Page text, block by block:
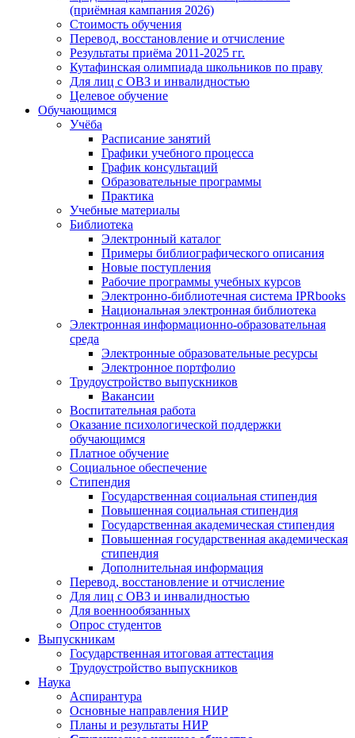
(приёмная кампания 2026)
Стоимость обучения
Перевод, восстановление и отчисление
Результаты приёма 2011-2025 гг.
Кутафинская олимпиада школьников по праву
Для лиц с ОВЗ и инвалидностью
Целевое обучение
Обучающимся
Учёба
Расписание занятий
Графики учебного процесса
График консультаций
Образовательные программы
Практика
Учебные материалы
Библиотека
Электронный каталог
Примеры библиографического описания
Новые поступления
Рабочие программы учебных курсов
Электронно-библиотечная система IPRbooks
Национальная электронная библиотека
Электронная информационно-образовательная
среда
Электронные образовательные ресурсы
Электронное портфолио
Трудоустройство выпускников
Вакансии
Воспитательная работа
Оказание психологической поддержки
обучающимся
Платное обучение
Социальное обеспечение
Стипендия
Государственная социальная стипендия
Повышенная социальная стипендия
Государственная академическая стипендия
Повышенная государственная академическая
стипендия
Дополнительная информация
Перевод, восстановление и отчисление
Для лиц с ОВЗ и инвалидностью
Для военнообязанных
Опрос студентов
Выпускникам
Государственная итоговая аттестация
Трудоустройство выпускников
Наука
Аспирантура
Основные направления НИР
Планы и результаты НИР